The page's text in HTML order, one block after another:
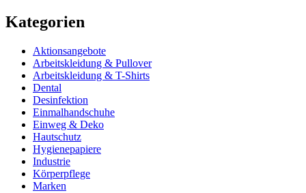
Kategorien
Aktionsangebote
Arbeitskleidung & Pullover
Arbeitskleidung & T-Shirts
Dental
Desinfektion
Einmalhandschuhe
Einweg & Deko
Hautschutz
Hygienepapiere
Industrie
Körperpflege
Marken